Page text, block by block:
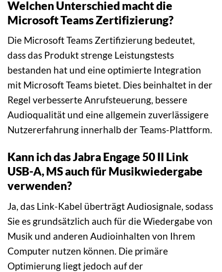
Welchen Unterschied macht die
Microsoft Teams Zertifizierung?
Die Microsoft Teams Zertifizierung bedeutet,
dass das Produkt strenge Leistungstests
bestanden hat und eine optimierte Integration
mit Microsoft Teams bietet. Dies beinhaltet in der
Regel verbesserte Anrufsteuerung, bessere
Audioqualität und eine allgemein zuverlässigere
Nutzererfahrung innerhalb der Teams-Plattform.
Kann ich das Jabra Engage 50 II Link
USB-A, MS auch für Musikwiedergabe
verwenden?
Ja, das Link-Kabel überträgt Audiosignale, sodass
Sie es grundsätzlich auch für die Wiedergabe von
Musik und anderen Audioinhalten von Ihrem
Computer nutzen können. Die primäre
Optimierung liegt jedoch auf der